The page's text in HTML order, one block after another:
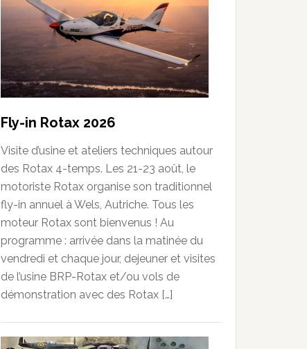
Fly-in Rotax 2026
Visite d’usine et ateliers techniques autour
des Rotax 4-temps. Les 21-23 août, le
motoriste Rotax organise son traditionnel
fly-in annuel à Wels, Autriche. Tous les
moteur Rotax sont bienvenus ! Au
programme : arrivée dans la matinée du
vendredi et chaque jour, dejeuner et visites
de l’usine BRP-Rotax et/ou vols de
démonstration avec des Rotax […]